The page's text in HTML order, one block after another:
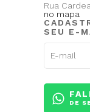
Rua
no mapa
SEU E-
DE